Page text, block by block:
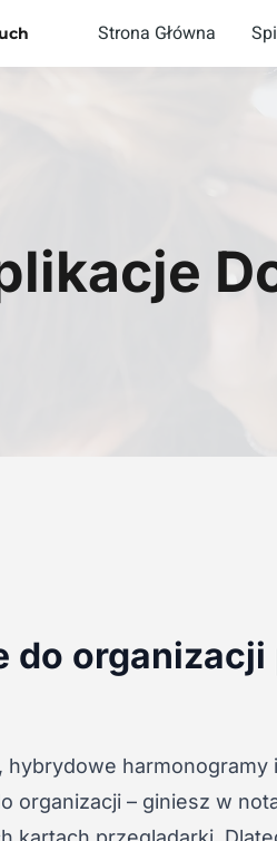
Strona Główna
do
hybrydowe harmonogramy
organizacji – giniesz w